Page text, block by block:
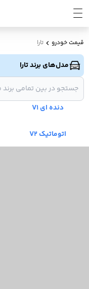
قیمت خودرو تارا
مدل‌های برند تارا
دنده ای V1
اتوماتیک V2